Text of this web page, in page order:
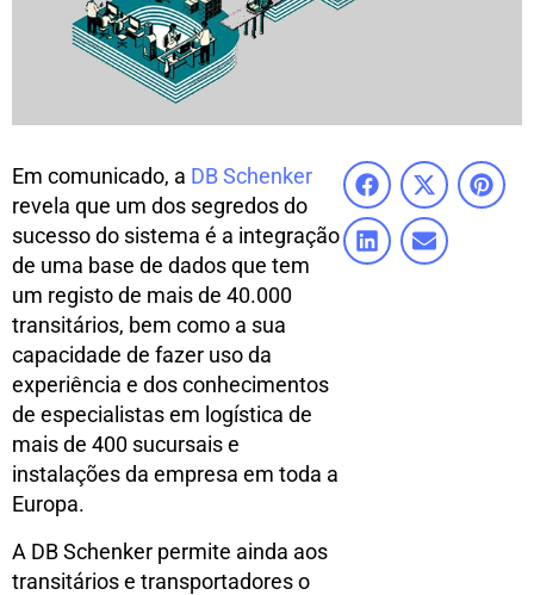
Em comunicado, a DB Schenker
revela que um dos segredos do
sucesso do sistema é a integração
de uma base de dados que tem
um registo de mais de 40.000
transitários, bem como a sua
capacidade de fazer uso da
experiência e dos conhecimentos
de especialistas em logística de
mais de 400 sucursais e
instalações da empresa em toda a
Europa.
A DB Schenker permite ainda aos
transitários e transportadores o